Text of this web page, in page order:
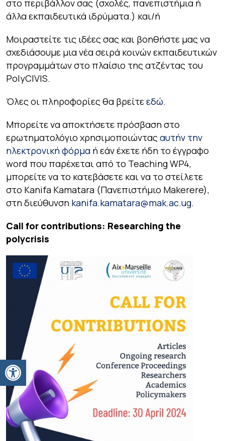
Ανοίξτε τη γραμμή εργαλείων
στο περιβάλλον σας (σχολές, πανεπιστήμια ή
άλλα εκπαιδευτικά ιδρύματα.) και/ή
Μοιραστείτε τις ιδέες σας και βοηθήστε μας να
σχεδιάσουμε μια νέα σειρά κοινών εκπαιδευτικών
προγραμμάτων στο πλαίσιο της ατζέντας του
PolyCIVIS.
Όλες οι πληροφορίες θα βρείτεεδώ.
Μπορείτε να αποκτήσετε πρόσβαση στο
ερωτηματολόγιο χρησιμοποιώνταςαυτήν την
ηλεκτρονική φόρμα ή εάν έχετε ήδη το έγγραφο
word που παρέχεται από το Teaching WP4,
μπορείτε να το κατεβάσετε και να το στείλετε
στο Kanifa Kamatara (Πανεπιστήμιο Makerere),
στη διεύθυνση kanifa.kamatara@mak.ac.ug.
Call for contributions: Researching the
polycrisis